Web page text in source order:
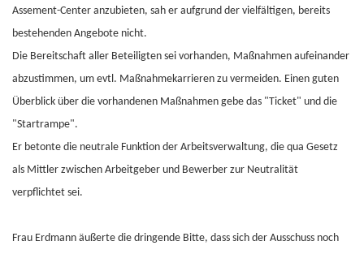
Assement-Center anzubieten, sah er aufgrund der vielfältigen, bereits
bestehenden Angebote nicht.
Die Bereitschaft aller Beteiligten sei vorhanden, Maßnahmen aufeinander
abzustimmen, um evtl. Maßnahmekarrieren zu vermeiden. Einen guten
Überblick über die vorhandenen Maßnahmen gebe das "Ticket" und die
"Startrampe".
Er betonte die neutrale Funktion der Arbeitsverwaltung, die qua Gesetz
als Mittler zwischen Arbeitgeber und Bewerber zur Neutralität
verpflichtet sei.
Frau Erdmann äußerte die dringende Bitte, dass sich der Ausschuss noch